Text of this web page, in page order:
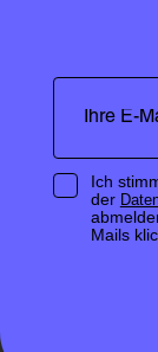
Ich
der
Mails